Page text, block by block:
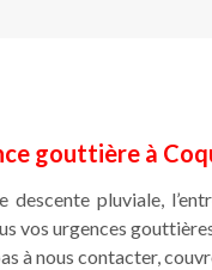
gouttière à
pluviale,
vos urgences
à nous contacter,